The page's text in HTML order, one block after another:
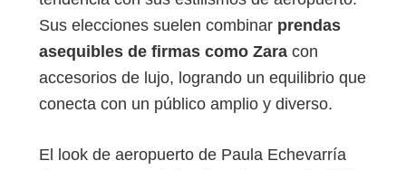
Sus elecciones suelen combinar prendas
asequibles de firmas como Zara con
accesorios de lujo, logrando un equilibrio que
conecta con un público amplio y diverso.
El look de aeropuerto de Paula Echevarría